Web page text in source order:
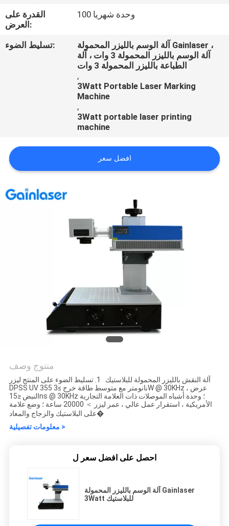
اتصل
بنا
القدرة على
العرض:
100 وحدة شهريا
تسليط الضوء:
آلة الوسم بالليزر المحمولة Gainlaser ،
آلة الوسم بالليزر المحمولة 3 وات ، آلة
الطباعة بالليزر المحمولة 3 وات
,
3Watt Portable Laser Marking
Machine
,
3Watt portable laser printing
machine
افضل سعر
منتوج وصف
آلة النقش بالليزر المحمولة للبلاستيك 1. تسليط الضوء على المنتج ليزر
DPSS UV 355 نانومتر مع متوسط ​​طاقة خرج ≥3W @ 30KHz ، عرض
النبض ≤15ns @ 30KHz ؛ وحدة أشباه الموصلات ذات العلامة التجارية
الأمريكية ، استقرار عمل عالي ، عمر ليزر ＞ 20000 ساعة ؛ وضع علامة
على البلاستيك والزجاج والمعاد�
معلومات تفصيلية >
احصل على افضل سعر ل
آلة الوسم بالليزر المحمولة Gainlaser
3Watt للبلاستيك